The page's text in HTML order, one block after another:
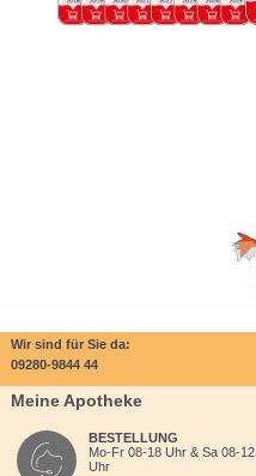
Wir sind für Sie da:
09280-9844 44
Meine Apotheke
BESTELLUNG
Mo-Fr 08-18 Uhr & Sa 08-12
Uhr